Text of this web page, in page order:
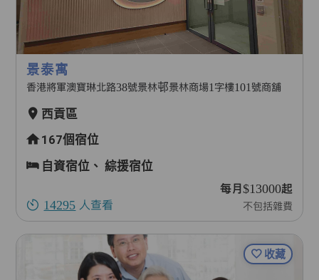
景泰寓
香港將軍澳寶琳北路38號景林邨景林商場1字樓101號商舖
西貢區
167個宿位
自資宿位、綜援宿位
14295 人查看
每月$13000起
不包括雜費
收藏